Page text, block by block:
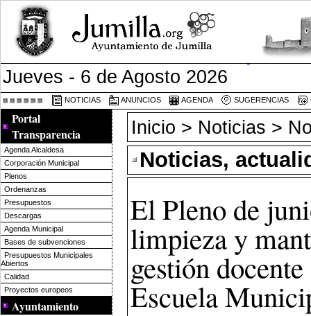
Jueves - 6 de Agosto 2026
NOTICIAS ANUNCIOS AGENDA SUGERENCIAS
Portal
Transparencia
Agenda Alcaldesa
Corporación Municipal
Plenos
Ordenanzas
Presupuestos
Descargas
Agenda Municipal
Bases de subvenciones
Presupuestos Municipales
Abiertos
Calidad
Proyectos europeos
Ayuntamiento
Inicio > Noticias >
Noticias,
El Pleno de
limpieza y
gestión
Escuela